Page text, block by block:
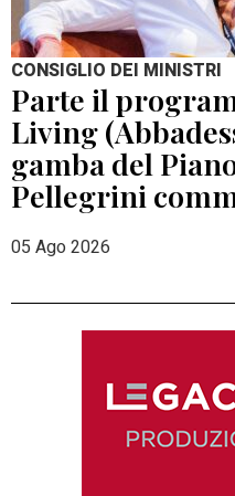
CONSIGLIO DEI MINISTRI
Parte il
Living
gamba del
Pellegrini
05 Ago 2026